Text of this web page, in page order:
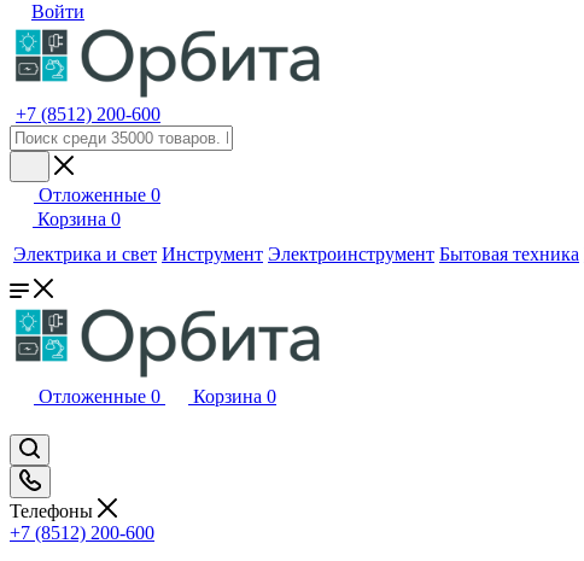
Войти
+7 (8512) 200-600
Отложенные 0
Корзина 0
Электрика и свет Инструмент Электроинструмент Бытовая техника
Отложенные 0 Корзина 0
Телефоны
+7 (8512) 200-600